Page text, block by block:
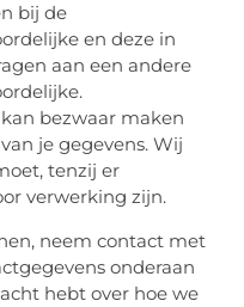
bij de
en deze in
aan een andere
bezwaar maken
je gegevens. Wij
tenzij er
verwerking zijn.
neem contact met
onderaan
hebt over hoe we